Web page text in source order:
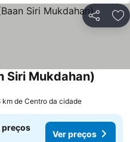
Partilhar
Siri Mukdahan)
km de Centro da cidade
preços
Ver preços